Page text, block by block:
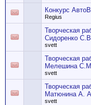
Конкурс
Regius
Творческая
Сидоренко
svett
Творческая
Мелешина
svett
Творческая
Матюнина А.
svett